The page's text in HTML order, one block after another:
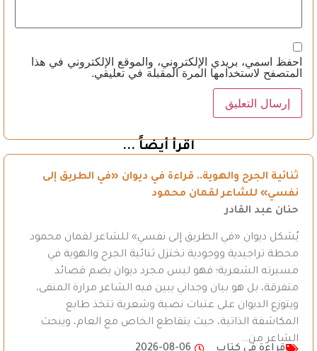
احفظ اسمي، بريدي الإلكتروني، والموقع الإلكتروني في هذا
المتصفح لاستخدامها المرة المقبلة في تعليقي.
اقرأ أيضاً ...
ثنائية الجرح والهوية.. قراءة في ديوان «في الطريق إلى
نفسي» للشاعر لقمان محمود
حنان عبد القادر
يُشكل ديوان «في الطريق إلى نفسي» للشاعر لقمان محمود
محطة تراجيدية ووجودية تختزل ثنائية الجرح والهوية في
مسيرته الشعرية؛ فهو ليس مجرد ديوان يضم قصائد
متفرقة، بل هو بيان وجداني يبين فيه الشاعر مرارة المنفى،
ويتوزع الديوان على عتبات نصية وشعرية تتخذ طابع
المكاشفة الذاتية، حيث يتقاطع الخاص مع العام، ويبحث
الشاعر من…